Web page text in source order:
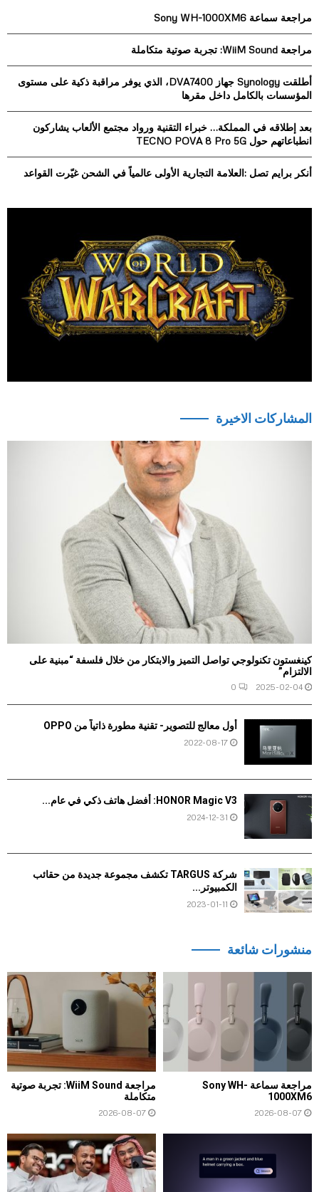
f
r
:
C
H
مراجعة سماعة Sony WH-1000XM6
مراجعة WiiM Sound: تجربة صوتية متكاملة
أطلقت Synology جهاز DVA7400، الذي يوفر مراقبة ذكية على مستوى
المؤسسات بالكامل داخل مقرها
بعد إطلاقه في المملكة… خبراء التقنية ورواد مجتمع الألعاب يشاركون
انطباعاتهم حول TECNO POVA 8 Pro 5G
أنكر برايم تصل :العلامة التجارية الأولى عالمياً في الشحن غيّرت القواعد
المشاركات الاخيرة
كينغستون تكنولوجي تواصل التميز والابتكار من خلال فلسفة “مبنية على
الالتزام”
2025-02-04
0
أول معالج للتصوير- تقنية مطورة ذاتياً من OPPO
2022-08-17
HONOR Magic V3: أفضل هاتف ذكي في عام...
2024-12-31
شركة TARGUS تكشف مجموعة جديدة من حقائب
الكمبيوتر...
2023-01-11
منشورات شائعة
مراجعة سماعة Sony WH-
1000XM6
2026-08-07
مراجعة WiiM Sound: تجربة صوتية
متكاملة
2026-08-07